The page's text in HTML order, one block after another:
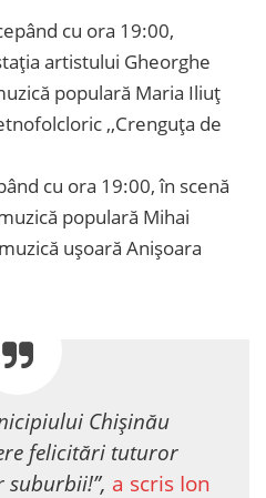
cu ora 19:00,
artistului Gheorghe
populară Maria Iliuț
,,Crenguța de
cu ora 19:00, în scenă
populară Mihai
ușoară Anișoara
Chișinău
felicitări tuturor
a scris Ion